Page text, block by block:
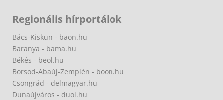
Regionális hírportálok
Bács-Kiskun - baon.hu
Baranya - bama.hu
Békés - beol.hu
Borsod-Abaúj-Zemplén - boon.hu
Csongrád - delmagyar.hu
Dunaújváros - duol.hu